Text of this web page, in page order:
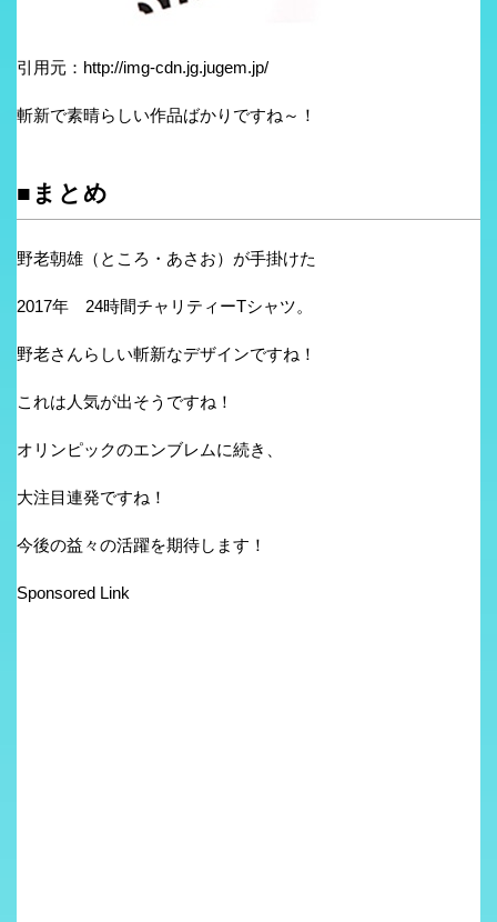
引用元：http://img-cdn.jg.jugem.jp/
斬新で素晴らしい作品ばかりですね～！
■まとめ
野老朝雄（ところ・あさお）が手掛けた
2017年 24時間チャリティーTシャツ。
野老さんらしい斬新なデザインですね！
これは人気が出そうですね！
オリンピックのエンブレムに続き、
大注目連発ですね！
今後の益々の活躍を期待します！
Sponsored Link